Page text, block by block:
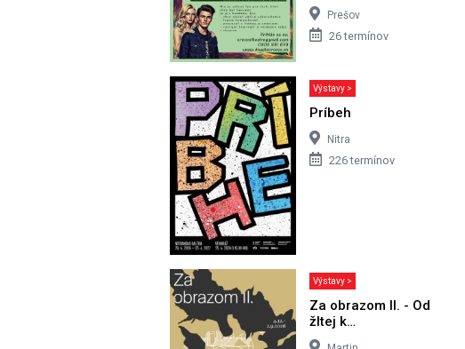
Prešov
26 termínov
Výstavy >
Príbeh
Nitra
226 termínov
Výstavy >
Za obrazom II. - Od
žltej k…